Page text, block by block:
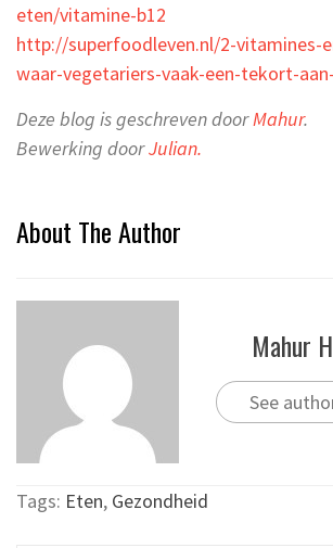
eten/vitamine-b12
http://superfoodleven.nl/2-vitamines-
waar-vegetariers-vaak-een-tekort-
Deze blog is geschreven doorMahur.
Bewerking doorJulian.
About The Author
Mahur
See
Tags: Eten, Gezondheid